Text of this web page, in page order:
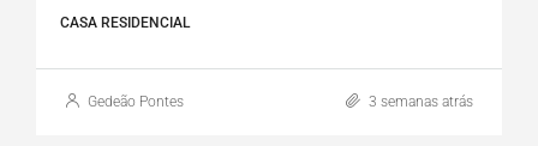
CASA RESIDENCIAL
Gedeão Pontes 3 semanas atrás